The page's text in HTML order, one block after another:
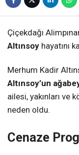
Çiçekdağı
Altınsoy hayatını
Merhum Kadir
Altınsoy’un
ailesi, yakınları ve
neden oldu.
Cenaze